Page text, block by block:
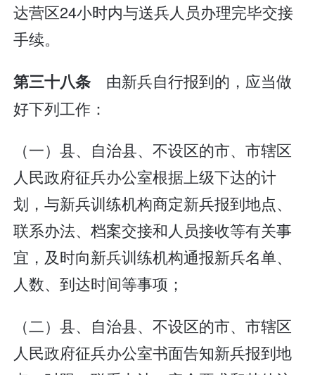
达营区24小时内与送兵人员办理完毕交接
手续。
第三十八条 由新兵自行报到的，应当做
好下列工作：
（一）县、自治县、不设区的市、市辖区
人民政府征兵办公室根据上级下达的计
划，与新兵训练机构商定新兵报到地点、
联系办法、档案交接和人员接收等有关事
宜，及时向新兵训练机构通报新兵名单、
人数、到达时间等事项；
（二）县、自治县、不设区的市、市辖区
人民政府征兵办公室书面告知新兵报到地